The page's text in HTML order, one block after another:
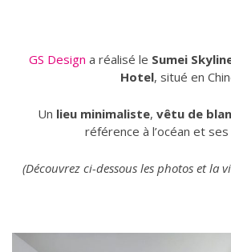
GS Design a réalisé le Sumei
Hotel, situé en
Un lieu minimaliste, vêtu de
référence à l’océan et
(Découvrez ci-dessous les photos et la